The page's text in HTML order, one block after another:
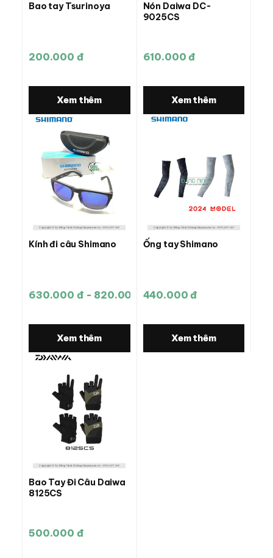
Bao tay Tsurinoya
200.000 đ
Xem thêm
Nón Daiwa DC-
9025CS
610.000 đ
Xem thêm
Kính đi câu Shimano
630.000 đ - 820.000 đ
Xem thêm
Ống tay Shimano
440.000 đ
Xem thêm
Bao Tay Đi Câu Daiwa
8125CS
500.000 đ